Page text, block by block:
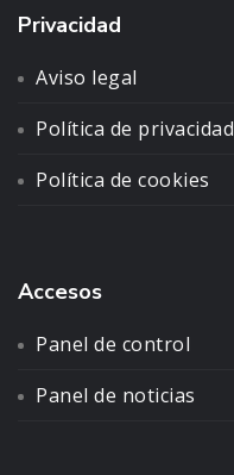
Privacidad
Aviso legal
Política de privacidad
Política de cookies
Accesos
Panel de control
Panel de noticias